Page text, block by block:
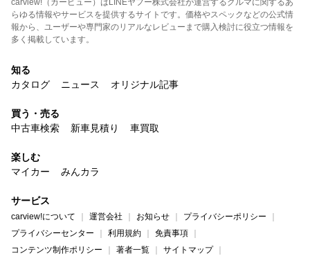
carview!（カービュー）はLINEヤフー株式会社が運営するクルマに関するあ
らゆる情報やサービスを提供するサイトです。価格やスペックなどの公式情
報から、ユーザーや専門家のリアルなレビューまで購入検討に役立つ情報を
多く掲載しています。
知る
カタログ
ニュース オリジナル記事
買う・売る
中古車検索
新車見積り 車買取
楽しむ
マイカー
みんカラ
サービス
carview!について 運営会社 お知らせ
プライバシーポリシー
プライバシーセンター
利用規約
免責事項
コンテンツ制作ポリシー
著者一覧 サイトマップ